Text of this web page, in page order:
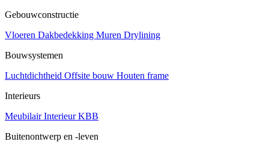
Gebouwconstructie
Vloeren Dakbedekking Muren Drylining
Bouwsystemen
Luchtdichtheid Offsite bouw Houten frame
Interieurs
MeubilairInterieurKBB
Buitenontwerp en -leven